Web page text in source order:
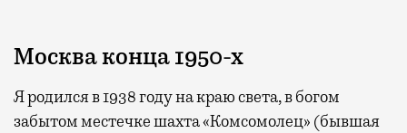
Москва конца 1950-х
Я родился в 1938 году на краю света, в богом
забытом местечке шахта «Комсомолец» (бывшая